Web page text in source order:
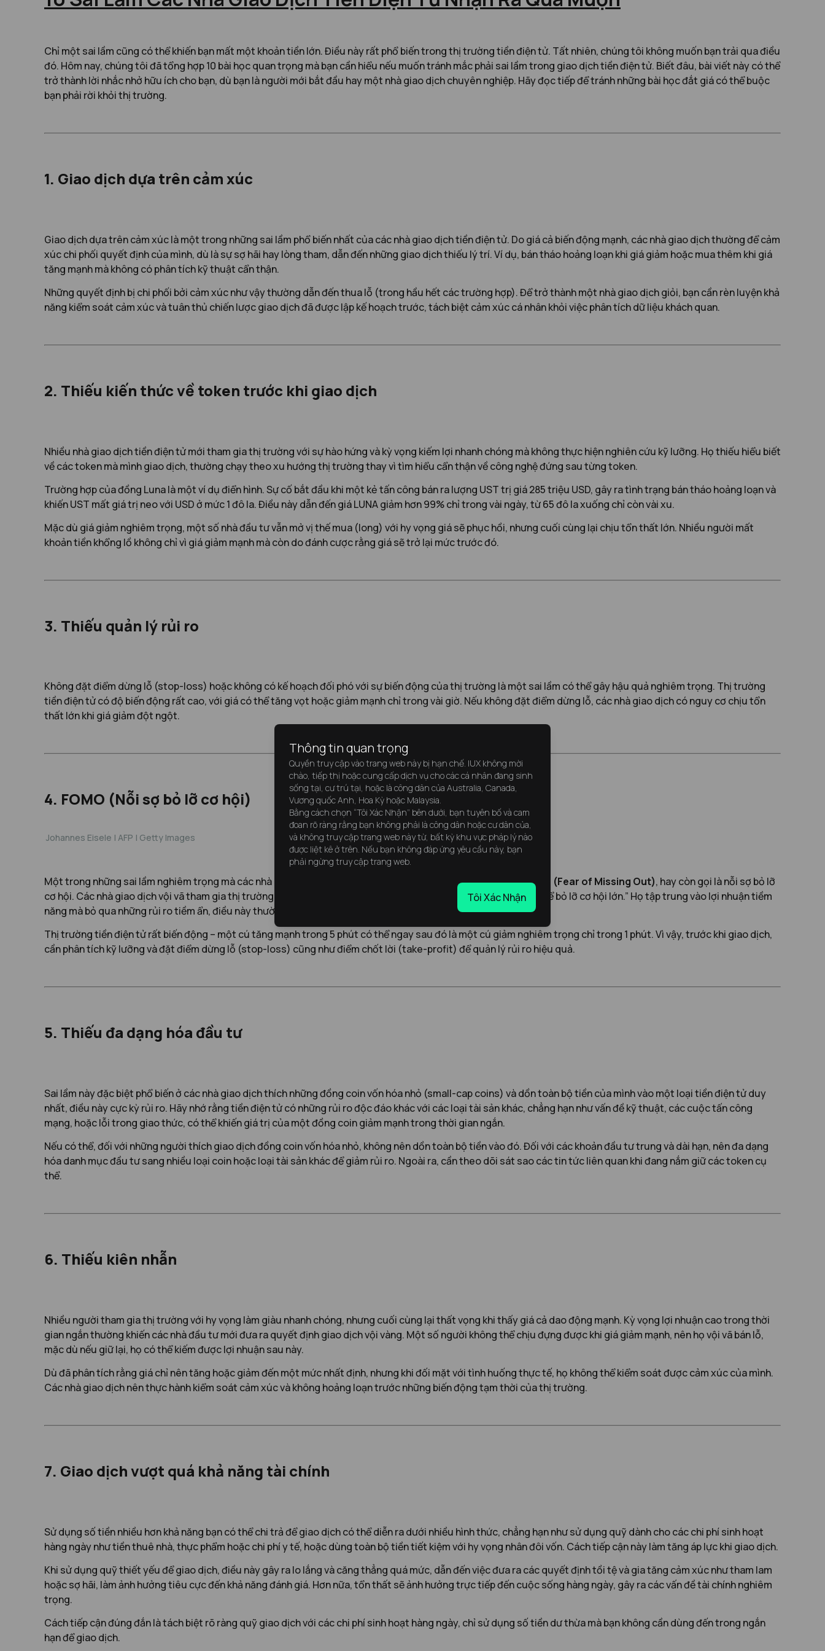
Chỉ một sai lầm cũng có thể khiến bạn mất một khoản tiền lớn. Điều này rất phổ biến trong thị trường tiền điện tử. Tất nhiên, chúng tôi không muốn bạn trải qua điều
đó. Hôm nay, chúng tôi đã tổng hợp 10 bài học quan trọng mà bạn cần hiểu nếu muốn tránh mắc phải sai lầm trong giao dịch tiền điện tử. Biết đâu, bài viết này có thể
trở thành lời nhắc nhở hữu ích cho bạn, dù bạn là người mới bắt đầu hay một nhà giao dịch chuyên nghiệp. Hãy đọc tiếp để tránh những bài học đắt giá có thể buộc
bạn phải rời khỏi thị trường.
1. Giao dịch dựa trên cảm xúc
Giao dịch dựa trên cảm xúc là một trong những sai lầm phổ biến nhất của các nhà giao dịch tiền điện tử. Do giá cả biến động mạnh, các nhà giao dịch thường để cảm
xúc chi phối quyết định của mình, dù là sự sợ hãi hay lòng tham, dẫn đến những giao dịch thiếu lý trí. Ví dụ, bán tháo hoảng loạn khi giá giảm hoặc mua thêm khi giá
tăng mạnh mà không có phân tích kỹ thuật cẩn thận.
Những quyết định bị chi phối bởi cảm xúc như vậy thường dẫn đến thua lỗ (trong hầu hết các trường hợp). Để trở thành một nhà giao dịch giỏi, bạn cần rèn luyện khả
năng kiểm soát cảm xúc và tuân thủ chiến lược giao dịch đã được lập kế hoạch trước, tách biệt cảm xúc cá nhân khỏi việc phân tích dữ liệu khách quan.
2. Thiếu kiến thức về token trước khi giao dịch
Nhiều nhà giao dịch tiền điện tử mới tham gia thị trường với sự hào hứng và kỳ vọng kiếm lợi nhanh chóng mà không thực hiện nghiên cứu kỹ lưỡng. Họ thiếu hiểu biết
về các token mà mình giao dịch, thường chạy theo xu hướng thị trường thay vì tìm hiểu cẩn thận về công nghệ đứng sau từng token.
Trường hợp của đồng Luna là một ví dụ điển hình. Sự cố bắt đầu khi một kẻ tấn công bán ra lượng UST trị giá 285 triệu USD, gây ra tình trạng bán tháo hoảng loạn và
khiến UST mất giá trị neo với USD ở mức 1 đô la. Điều này dẫn đến giá LUNA giảm hơn 99% chỉ trong vài ngày, từ 65 đô la xuống chỉ còn vài xu.
Mặc dù giá giảm nghiêm trọng, một số nhà đầu tư vẫn mở vị thế mua (long) với hy vọng giá sẽ phục hồi, nhưng cuối cùng lại chịu tổn thất lớn. Nhiều người mất
khoản tiền khổng lồ không chỉ vì giá giảm mạnh mà còn do đánh cược rằng giá sẽ trở lại mức trước đó.
3. Thiếu quản lý rủi ro
Không đặt điểm dừng lỗ (stop-loss) hoặc không có kế hoạch đối phó với sự biến động của thị trường là một sai lầm có thể gây hậu quả nghiêm trọng. Thị trường
tiền điện tử có độ biến động rất cao, với giá có thể tăng vọt hoặc giảm mạnh chỉ trong vài giờ. Nếu không đặt điểm dừng lỗ, các nhà giao dịch có nguy cơ chịu tổn
thất lớn khi giá giảm đột ngột.
4. FOMO (Nỗi sợ bỏ lỡ cơ hội)
Johannes Eisele | AFP | Getty Images
Một trong những sai lầm nghiêm trọng mà các nhà giao dịch tiền điện tử thường mắc phải là bị chi phối bởiFOMO (Fear of Missing Out), hay còn gọi là nỗi sợ bỏ lỡ
cơ hội. Các nhà giao dịch vội vã tham gia thị trường mà không có phân tích cẩn thận, thường nghĩ rằng, “Tôi có thể bỏ lỡ cơ hội lớn.” Họ tập trung vào lợi nhuận tiềm
năng mà bỏ qua những rủi ro tiềm ẩn, điều này thường xuyên dẫn đến mất vốn.
Thị trường tiền điện tử rất biến động – một cú tăng mạnh trong 5 phút có thể ngay sau đó là một cú giảm nghiêm trọng chỉ trong 1 phút. Vì vậy, trước khi giao dịch,
cần phân tích kỹ lưỡng và đặt điểm dừng lỗ (stop-loss) cũng như điểm chốt lời (take-profit) để quản lý rủi ro hiệu quả.
5. Thiếu đa dạng hóa đầu tư
Sai lầm này đặc biệt phổ biến ở các nhà giao dịch thích những đồng coin vốn hóa nhỏ (small-cap coins) và dồn toàn bộ tiền của mình vào một loại tiền điện tử duy
nhất, điều này cực kỳ rủi ro. Hãy nhớ rằng tiền điện tử có những rủi ro độc đáo khác với các loại tài sản khác, chẳng hạn như vấn đề kỹ thuật, các cuộc tấn công
mạng, hoặc lỗi trong giao thức, có thể khiến giá trị của một đồng coin giảm mạnh trong thời gian ngắn.
Nếu có thể, đối với những người thích giao dịch đồng coin vốn hóa nhỏ, không nên dồn toàn bộ tiền vào đó. Đối với các khoản đầu tư trung và dài hạn, nên đa dạng
hóa danh mục đầu tư sang nhiều loại coin hoặc loại tài sản khác để giảm rủi ro. Ngoài ra, cần theo dõi sát sao các tin tức liên quan khi đang nắm giữ các token cụ
thể.
6. Thiếu kiên nhẫn
Nhiều người tham gia thị trường với hy vọng làm giàu nhanh chóng, nhưng cuối cùng lại thất vọng khi thấy giá cả dao động mạnh. Kỳ vọng lợi nhuận cao trong thời
gian ngắn thường khiến các nhà đầu tư mới đưa ra quyết định giao dịch vội vàng. Một số người không thể chịu đựng được khi giá giảm mạnh, nên họ vội vã bán lỗ,
mặc dù nếu giữ lại, họ có thể kiếm được lợi nhuận sau này.
Dù đã phân tích rằng giá chỉ nên tăng hoặc giảm đến một mức nhất định, nhưng khi đối mặt với tình huống thực tế, họ không thể kiểm soát được cảm xúc của mình.
Các nhà giao dịch nên thực hành kiểm soát cảm xúc và không hoảng loạn trước những biến động tạm thời của thị trường.
7. Giao dịch vượt quá khả năng tài chính
Sử dụng số tiền nhiều hơn khả năng bạn có thể chi trả để giao dịch có thể diễn ra dưới nhiều hình thức, chẳng hạn như sử dụng quỹ dành cho các chi phí sinh hoạt
hàng ngày như tiền thuê nhà, thực phẩm hoặc chi phí y tế, hoặc dùng toàn bộ tiền tiết kiệm với hy vọng nhân đôi vốn. Cách tiếp cận này làm tăng áp lực khi giao dịch.
Khi sử dụng quỹ thiết yếu để giao dịch, điều này gây ra lo lắng và căng thẳng quá mức, dẫn đến việc đưa ra các quyết định tồi tệ và gia tăng cảm xúc như tham lam
hoặc sợ hãi, làm ảnh hưởng tiêu cực đến khả năng đánh giá. Hơn nữa, tổn thất sẽ ảnh hưởng trực tiếp đến cuộc sống hàng ngày, gây ra các vấn đề tài chính nghiêm
trọng.
Cách tiếp cận đúng đắn là tách biệt rõ ràng quỹ giao dịch với các chi phí sinh hoạt hàng ngày, chỉ sử dụng số tiền dư thừa mà bạn không cần dùng đến trong ngắn
hạn để giao dịch.
Thông tin quan trọng
Quyền truy cập vào trang web này bị hạn chế. IUX không mời
chào, tiếp thị hoặc cung cấp dịch vụ cho các cá nhân đang sinh
sống tại, cư trú tại, hoặc là công dân của Australia, Canada,
Vương quốc Anh, Hoa Kỳ hoặc Malaysia.
Bằng cách chọn “Tôi Xác Nhận” bên dưới, bạn tuyên bố và cam
đoan rõ ràng rằng bạn không phải là công dân hoặc cư dân của,
và không truy cập trang web này từ, bất kỳ khu vực pháp lý nào
được liệt kê ở trên. Nếu bạn không đáp ứng yêu cầu này, bạn
phải ngừng truy cập trang web.
Tôi Xác Nhận